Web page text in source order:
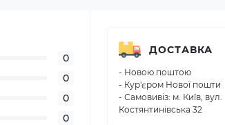
0
0
0
0
ДОСТАВКА
- Новою поштою
- Кур'єром Нової пошти
- Самовивіз: м. Київ, вул.
Костянтинівська 32